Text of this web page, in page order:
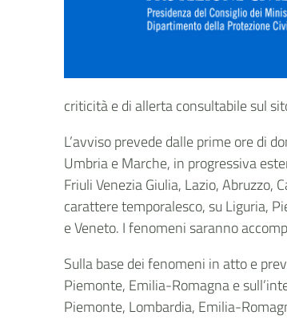
criticità e di allerta consultabile sul
L’avviso prevede dalle prime ore di
Umbria e Marche, in progressiva
Friuli Venezia Giulia, Lazio, Abruzzo,
carattere temporalesco, su Liguria,
e Veneto. I fenomeni saranno
Sulla base dei fenomeni in atto e
Piemonte, Emilia-Romagna e
Piemonte, Lombardia, Emilia-